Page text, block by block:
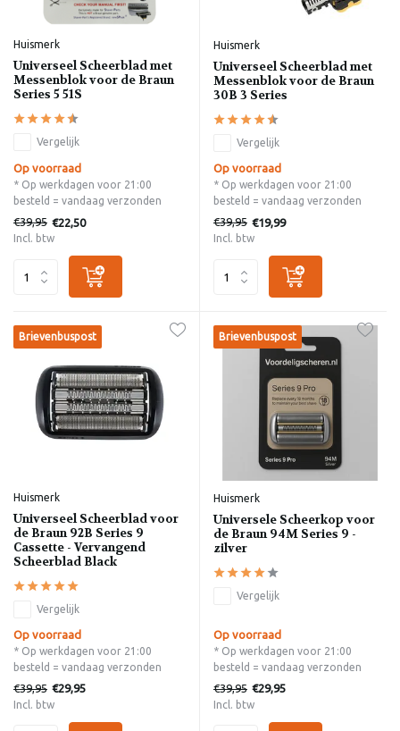
Huismerk
Universeel Scheerblad met
Messenblok voor de Braun
Series 5 51S
Vergelijk
Op voorraad
* Op werkdagen voor 21:00
besteld = vandaag verzonden
€39,95 €22,50
Incl. btw
Huismerk
Universeel Scheerblad met
Messenblok voor de Braun
30B 3 Series
Vergelijk
Op voorraad
* Op werkdagen voor 21:00
besteld = vandaag verzonden
€39,95 €19,99
Incl. btw
Brievenbuspost
Huismerk
Universeel Scheerblad voor
de Braun 92B Series 9
Cassette - Vervangend
Scheerblad Black
Vergelijk
Op voorraad
* Op werkdagen voor 21:00
besteld = vandaag verzonden
€39,95 €29,95
Incl. btw
Brievenbuspost
Huismerk
Universele Scheerkop voor
de Braun 94M Series 9 -
zilver
Vergelijk
Op voorraad
* Op werkdagen voor 21:00
besteld = vandaag verzonden
€39,95 €29,95
Incl. btw